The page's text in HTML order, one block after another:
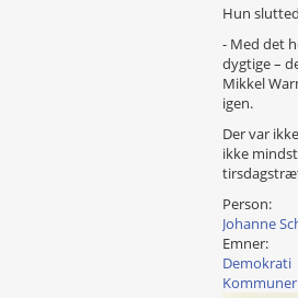
Hun
- Med det
dygtige –
Mikkel
igen.
Der var
ikke
Person:
Johanne
Emner:
Demokrati